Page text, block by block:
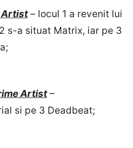
Artist– locul 1 a revenit lui
s-a situat Matrix, iar pe 3
Artist–
si pe 3 Deadbeat;